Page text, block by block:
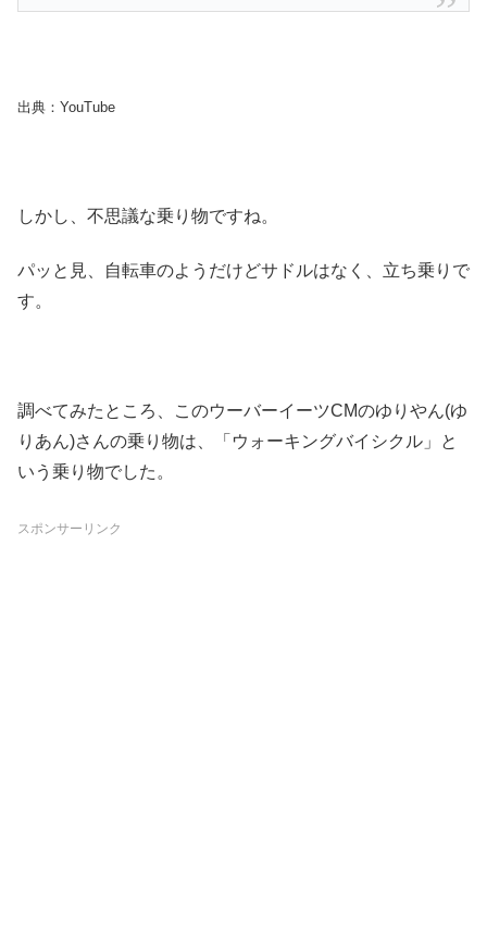
出典：YouTube
しかし、不思議な乗り物ですね。
パッと見、自転車のようだけどサドルはなく、立ち乗りで
す。
調べてみたところ、このウーバーイーツCMのゆりやん(ゆ
りあん)さんの乗り物は、「ウォーキングバイシクル」と
いう乗り物でした。
スポンサーリンク